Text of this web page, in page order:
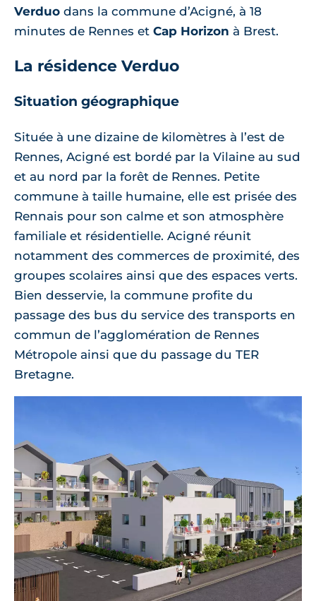
Verduo dans la commune d’Acigné, à 18
minutes de Rennes et Cap Horizon à Brest.
La résidence Verduo
Situation géographique
Située à une dizaine de kilomètres à l’est de
Rennes, Acigné est bordé par la Vilaine au sud
et au nord par la forêt de Rennes. Petite
commune à taille humaine, elle est prisée des
Rennais pour son calme et son atmosphère
familiale et résidentielle. Acigné réunit
notamment des commerces de proximité, des
groupes scolaires ainsi que des espaces verts.
Bien desservie, la commune profite du
passage des bus du service des transports en
commun de l’agglomération de Rennes
Métropole ainsi que du passage du TER
Bretagne.